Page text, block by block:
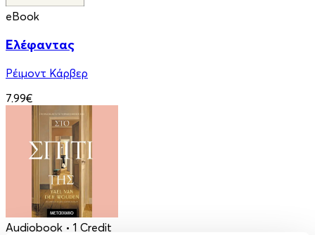
eBook
Ελέφαντας
Ρέιμοντ Κάρβερ
7.99€
Audiobook • 1 Credit